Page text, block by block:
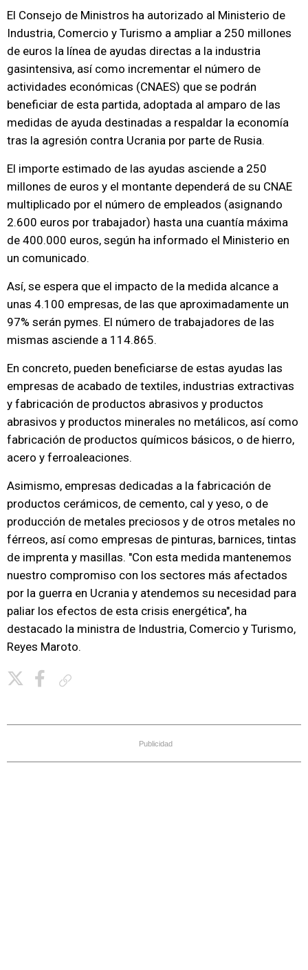
El Consejo de Ministros ha autorizado al Ministerio de
Industria, Comercio y Turismo a ampliar a 250 millones
de euros la línea de ayudas directas a la industria
gasintensiva, así como incrementar el número de
actividades económicas (CNAES) que se podrán
beneficiar de esta partida, adoptada al amparo de las
medidas de ayuda destinadas a respaldar la economía
tras la agresión contra Ucrania por parte de Rusia.
El importe estimado de las ayudas asciende a 250
millones de euros y el montante dependerá de su CNAE
multiplicado por el número de empleados (asignando
2.600 euros por trabajador) hasta una cuantía máxima
de 400.000 euros, según ha informado el Ministerio en
un comunicado.
Así, se espera que el impacto de la medida alcance a
unas 4.100 empresas, de las que aproximadamente un
97% serán pymes. El número de trabajadores de las
mismas asciende a 114.865.
En concreto, pueden beneficiarse de estas ayudas las
empresas de acabado de textiles, industrias extractivas
y fabricación de productos abrasivos y productos
abrasivos y productos minerales no metálicos, así como
fabricación de productos químicos básicos, o de hierro,
acero y ferroaleaciones.
Asimismo, empresas dedicadas a la fabricación de
productos cerámicos, de cemento, cal y yeso, o de
producción de metales preciosos y de otros metales no
férreos, así como empresas de pinturas, barnices, tintas
de imprenta y masillas. "Con esta medida mantenemos
nuestro compromiso con los sectores más afectados
por la guerra en Ucrania y atendemos su necesidad para
paliar los efectos de esta crisis energética", ha
destacado la ministra de Industria, Comercio y Turismo,
Reyes Maroto.
Publicidad